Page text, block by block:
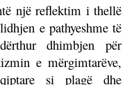
një reflektim i thellë
e pathyeshme të
dhimbjen për
e mërgimtarëve,
si plagë dhe